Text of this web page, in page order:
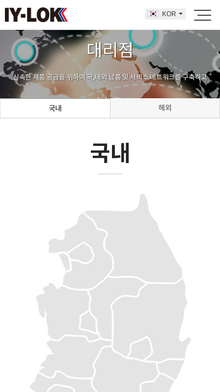
KOR
대리점
신속한 제품 공급을 위하여 국,내외 납품 및 서비스 네트워크를 구축하고
있습니다.
국내 해외
국내